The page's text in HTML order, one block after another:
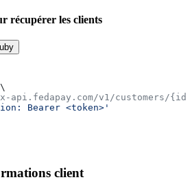
récupérer les clients
api.fedapay.com/v1/customers/
Bearer <token>'
client